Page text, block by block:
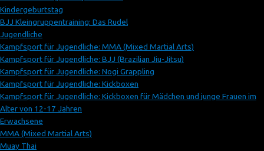
Kindergeburtstag
BJJ Kleingruppentraining: Das Rudel
Jugendliche
Kampfsport für Jugendliche: MMA (Mixed Martial Arts)
Kampfsport für Jugendliche: BJJ (Brazilian Jiu-Jitsu)
Kampfsport für Jugendliche: Nogi Grappling
Kampfsport für Jugendliche: Kickboxen
Kampfsport für Jugendliche: Kickboxen für Mädchen und junge Frauen im
Alter von 12-17 Jahren
Erwachsene
MMA (Mixed Martial Arts)
Muay Thai